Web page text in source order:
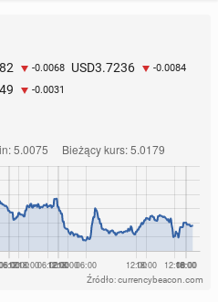
-0.0068 USD3.7236 -0.0084
-0.0031
Źródło: currencybeacon.com